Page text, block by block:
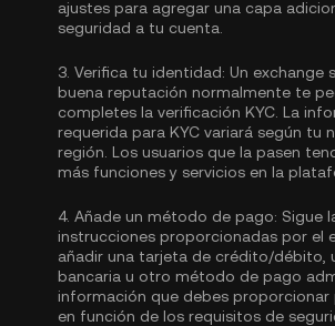
ajustes para agregar una capa
seguridad a tu cuenta.
3. Verifica tu identidad: Un exchange
buena reputación normalmente te
completes la verificación KYC. La
requerida para KYC variará según tu
región. Los usuarios que la pasen
más funciones y servicios en la
4. Añade un método de pago: Sigue
instrucciones proporcionadas por el
añadir una tarjeta de crédito/débito,
bancaria u otro método de pago
información que debes proporcionar
en función de los requisitos de